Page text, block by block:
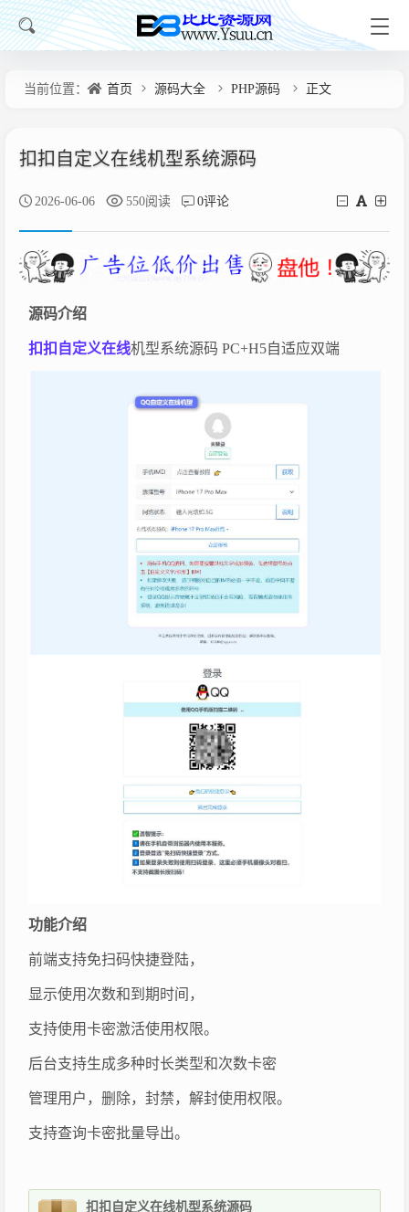
当前位置： 首页 源码大全 PHP源码 正文
扣扣自定义在线机型系统源码
2026-06-06 550阅读 0评论
源码介绍
扣扣自定义在线机型系统源码 PC+H5自适应双端
功能介绍
前端支持免扫码快捷登陆，
显示使用次数和到期时间，
支持使用卡密激活使用权限。
后台支持生成多种时长类型和次数卡密
管理用户，删除，封禁，解封使用权限。
支持查询卡密批量导出。
扣扣自定义在线机型系统源码